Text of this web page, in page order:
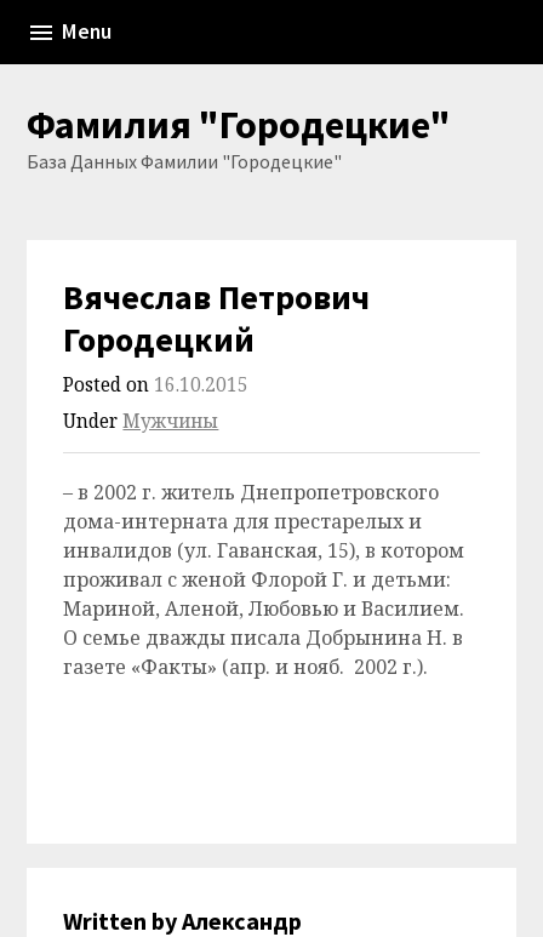
content
Menu
Фамилия "Городецкие"
База Данных Фамилии "Городецкие"
Вячеслав Петрович
Городецкий
Posted on 16.10.2015
UnderМужчины
– в 2002 г. житель Днепропетровского
дома-интерната для престарелых и
инвалидов (ул. Гаванская, 15), в котором
проживал с женой Флорой Г. и детьми:
Мариной, Аленой, Любовью и Василием.
О семье дважды писала Добрынина Н. в
газете «Факты» (апр. и нояб. 2002 г.).
Written by Александр